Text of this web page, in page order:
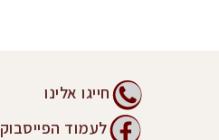
חייגו אלינו
לעמוד הפייסבוק